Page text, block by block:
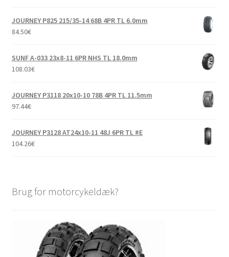
JOURNEY P825 215/35-14 68B 4PR TL 6.0mm
84.50€
SUNF A-033 23x8-11 6PR NHS TL 18.0mm
108.03€
JOURNEY P3118 20x10-10 78B 4PR TL 11.5mm
97.44€
JOURNEY P3128 AT24x10-11 48J 6PR TL #E
104.26€
Brug for motorcykeldæk?